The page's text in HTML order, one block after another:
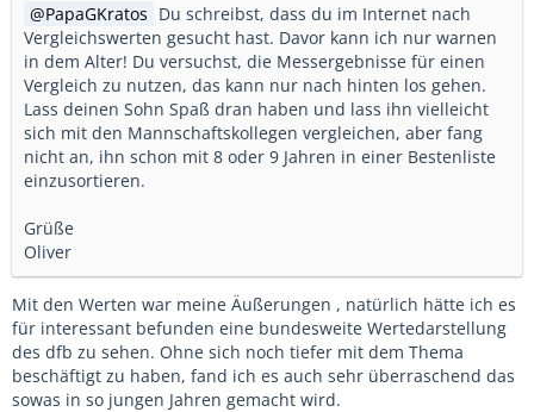
PapaGKratos Du schreibst, dass du im Internet nach
Vergleichswerten gesucht hast. Davor kann ich nur warnen
in dem Alter! Du versuchst, die Messergebnisse für einen
Vergleich zu nutzen, das kann nur nach hinten los gehen.
Lass deinen Sohn Spaß dran haben und lass ihn vielleicht
sich mit den Mannschaftskollegen vergleichen, aber fang
nicht an, ihn schon mit 8 oder 9 Jahren in einer Bestenliste
einzusortieren.
Grüße
Oliver
Mit den Werten war meine Äußerungen , natürlich hätte ich es
für interessant befunden eine bundesweite Wertedarstellung
des dfb zu sehen. Ohne sich noch tiefer mit dem Thema
beschäftigt zu haben, fand ich es auch sehr überraschend das
sowas in so jungen Jahren gemacht wird.